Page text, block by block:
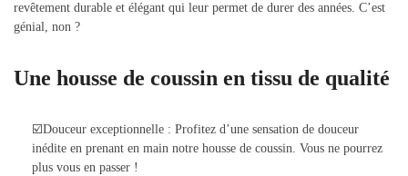
revêtement durable et élégant qui leur permet de durer des années. C’est
génial, non ?
Une housse de coussin en tissu de qualité
☑️Douceur exceptionnelle : Profitez d’une sensation de douceur
inédite en prenant en main notre housse de coussin. Vous ne pourrez
plus vous en passer !